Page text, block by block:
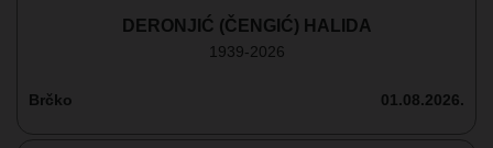
DERONJIĆ (ČENGIĆ) HALIDA
1939-2026
Brčko 01.08.2026.